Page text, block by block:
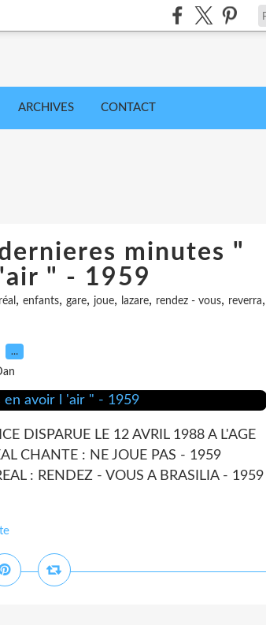
ARCHIVES CONTACT
minutes "
" - 1959
, enfants, gare, joue, lazare, rendez - vous, reverra,
…
DISPARUE LE 12 AVRIL 1988 A L'AGE
CHANTE : NE JOUE PAS - 1959
: RENDEZ - VOUS A BRASILIA - 1959